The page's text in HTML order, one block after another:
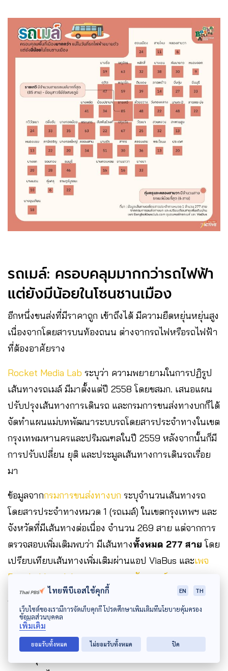
รถเมล์: ครอบคลุมมากกว่ารถไฟฟ้า
แต่ยังมีน้อยในโซนชานเมือง
อีกหนึ่งขนส่งที่มีราคาถูก เข้าถึงได้ มีความยืดหยุ่นหยุ่นสูง
เนื่องจากโดยสารบนท้องถนน ต่างจากรถไฟหรือรถไฟฟ้า
ที่ต้องอาศัยราง
Rocket Media Lab ระบุว่า ความพยายามในการปฏิรูป
เส้นทางรถเมล์ มีมาตั้งแต่ปี 2558 โดยขสมก. เสนอแผน
ปรับปรุงเส้นทางการเดินรถ และกรมการขนส่งทางบกก็ได้
จัดทำแผนแม่บทพัฒนาระบบรถโดยสารประจําทางในเขต
กรุงเทพมหานครและปริมณฑลในปี 2559 หลังจากนั้นก็มี
การปรับเปลี่ยน ยุติ และประมูลเส้นทางการเดินรถเรื่อย
มา
ข้อมูลจากกรมการขนส่งทางบก ระบุจำนวนเส้นทางรถ
โดยสารประจำทางหมวด 1 (รถเมล์) ในเขตกรุงเทพฯ และ
จังหวัดที่มีเส้นทางต่อเนื่อง จำนวน 269 สาย แต่จากการ
ตรวจสอบเพิ่มเติมพบว่า มีเส้นทางทั้งหมด 277 สาย โดย
เปรียบเทียบเส้นทางเพิ่มเติมผ่านแอป ViaBus และเพจ
Bangkokbusclub.com ชุมชนคนรักรถเมล์
ข้อมูลสะท้อนว่า เขตที่มีรถเมล์ผ่านมากที่สุดได้แก่
ราชเทวี 85 สาย
ปทุมวัน 67 สาย
ไทยพีบีเอสใช้คุกกี้ EN TH
เว็บไซต์ของเรามีการจัดเก็บคุกกี้ โปรดศึกษาเพิ่มเติมที่นโยบายคุ้มครอง
ข้อมูลส่วนบุคคล
เพิ่มเติม
ยอมรับทั้งหมด ไม่ยอมรับทั้งหมด ปิด